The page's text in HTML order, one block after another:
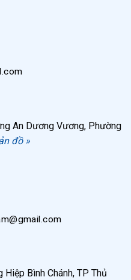
An Dương Vương, Phường
đồ »
Bình Chánh, TP Thủ